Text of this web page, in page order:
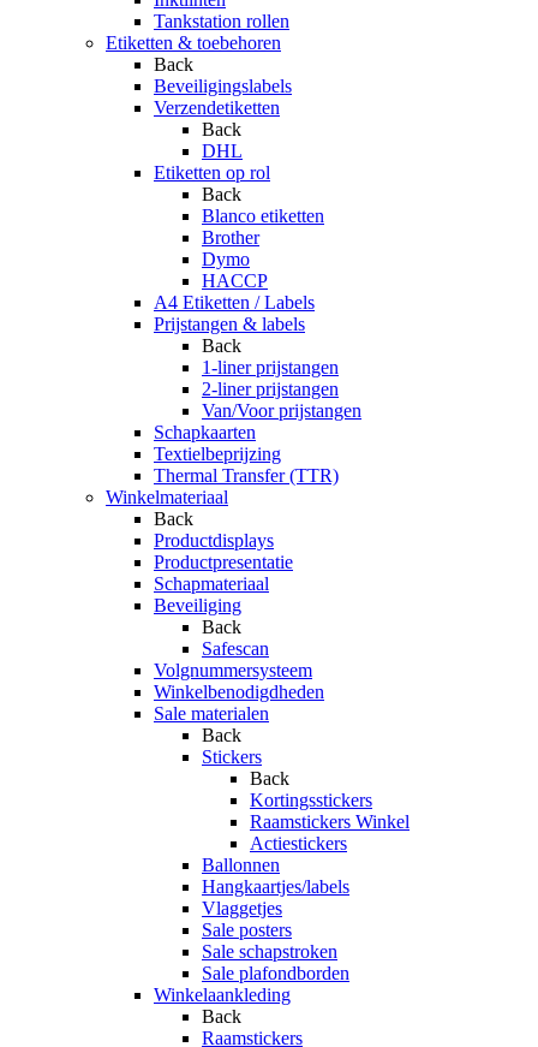
Tankstation rollen
Etiketten & toebehoren
Back
Beveiligingslabels
Verzendetiketten
Back
DHL
Etiketten op rol
Back
Blanco etiketten
Brother
Dymo
HACCP
A4 Etiketten / Labels
Prijstangen & labels
Back
1-liner prijstangen
2-liner prijstangen
Van/Voor prijstangen
Schapkaarten
Textielbeprijzing
Thermal Transfer (TTR)
Winkelmateriaal
Back
Productdisplays
Productpresentatie
Schapmateriaal
Beveiliging
Back
Safescan
Volgnummersysteem
Winkelbenodigdheden
Sale materialen
Back
Stickers
Back
Kortingsstickers
Raamstickers Winkel
Actiestickers
Ballonnen
Hangkaartjes/labels
Vlaggetjes
Sale posters
Sale schapstroken
Sale plafondborden
Winkelaankleding
Back
Raamstickers